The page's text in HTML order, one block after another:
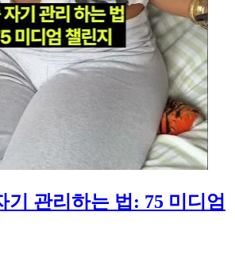
기 관리하는 법: 75 미디엄